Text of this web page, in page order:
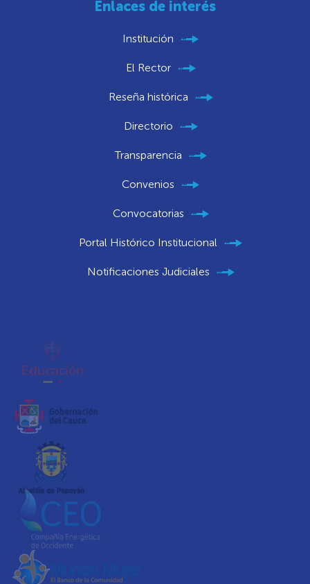
Enlaces de interés
Institución
El Rector
Reseña histórica
Directorio
Transparencia
Convenios
Convocatorias
Portal Histórico Institucional
Notificaciones Judiciales